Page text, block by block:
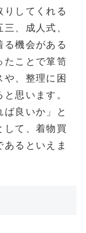
りしてくれる
、成人式、
る機会がある
たことで箪笥
、整理に困
思います。
良いか」と
して、着物買
るといえま